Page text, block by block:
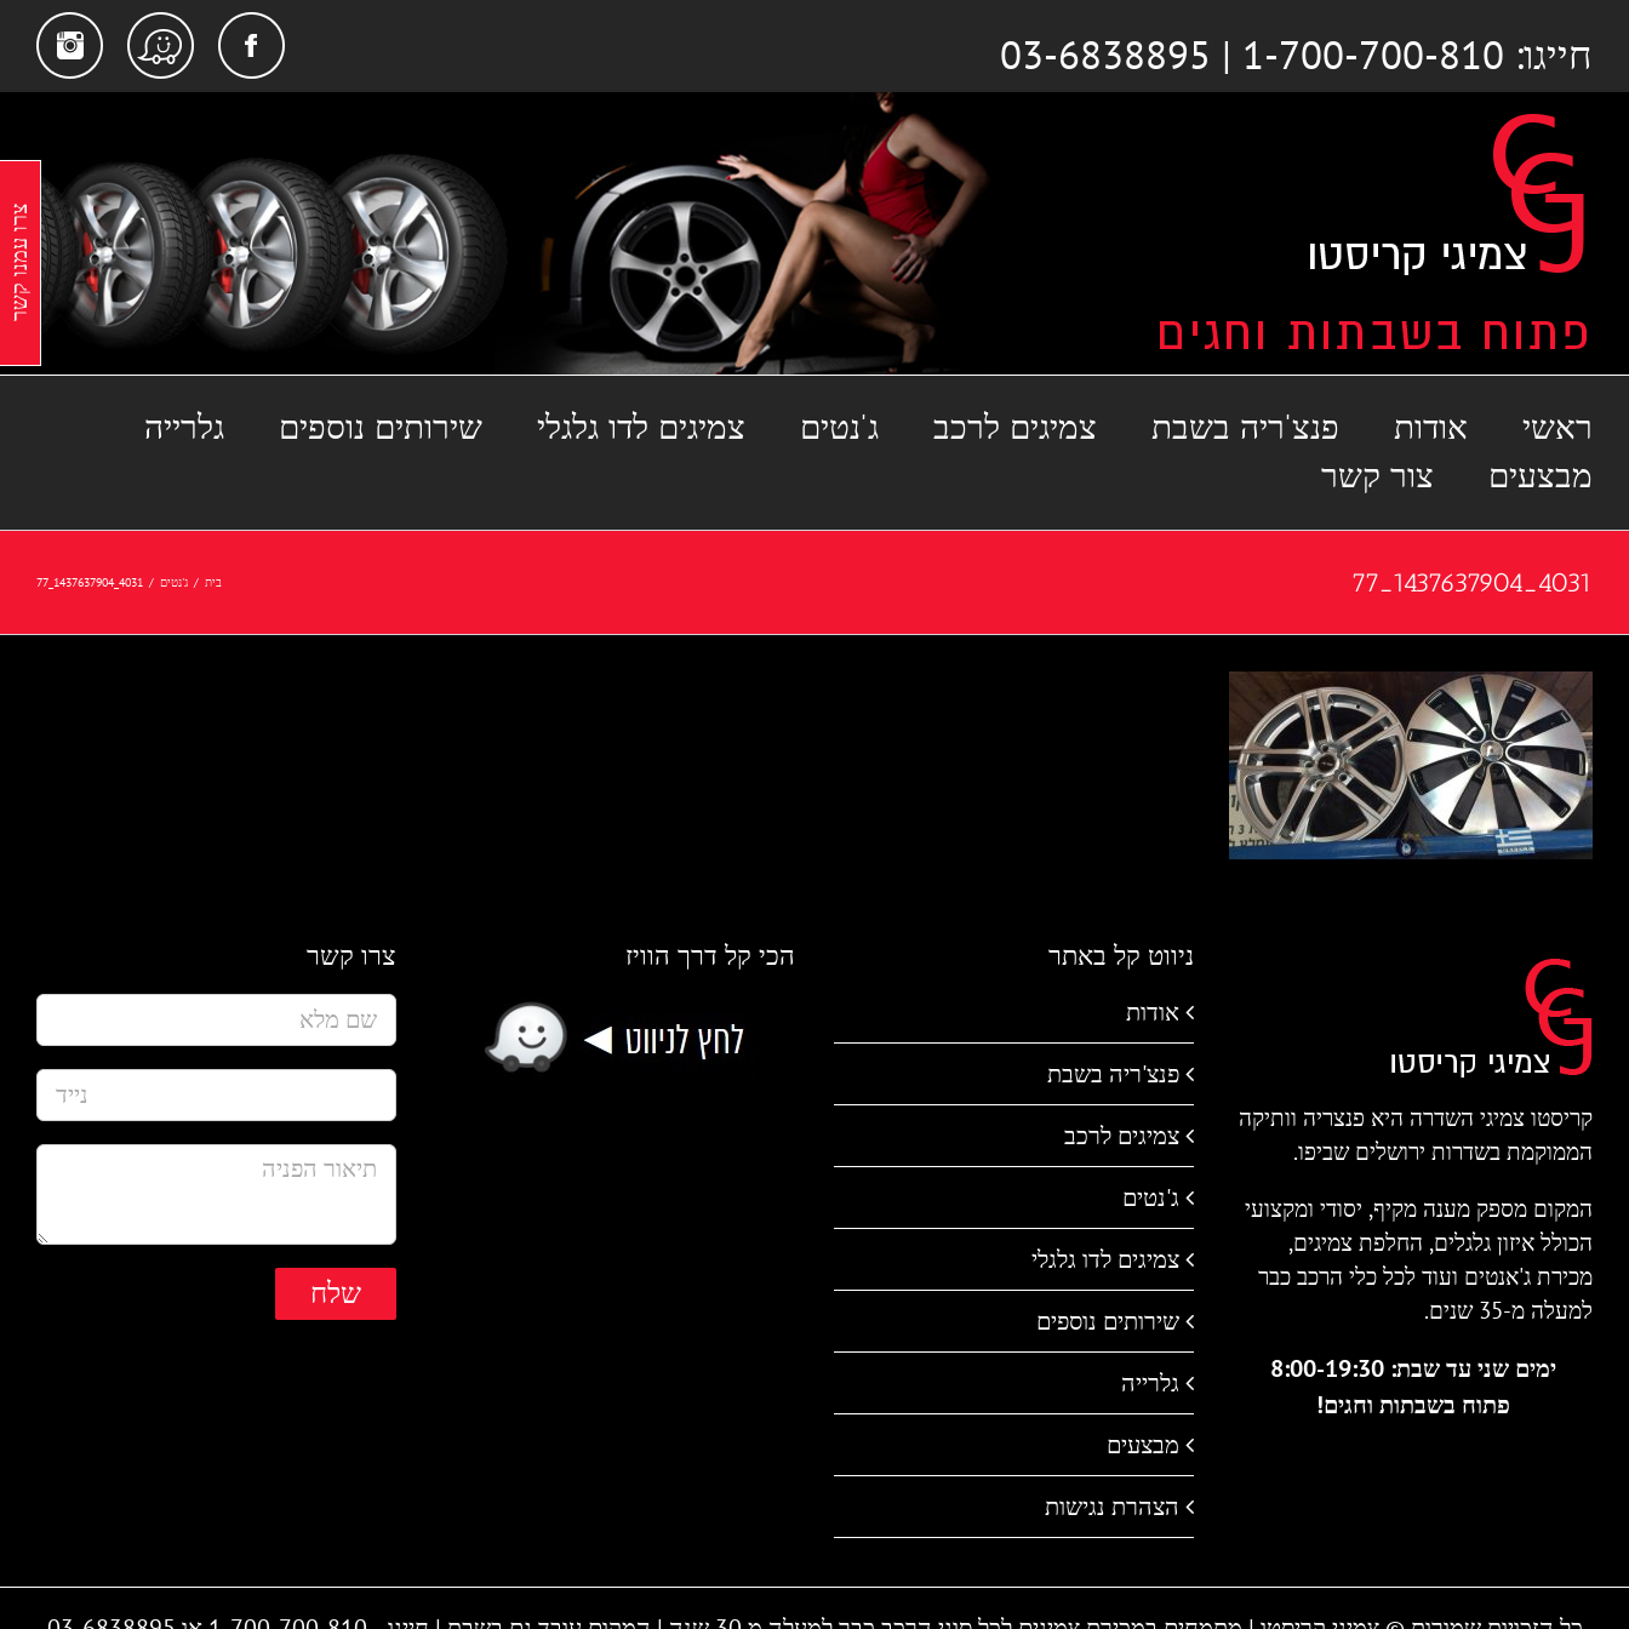
לתוכןחייגו: 1-700-700-810 | 03-6838895 Facebook
Waze
ראשי אודות פנצ'ריה בשבת צמיגים לרכב ג'נטים צמיגים לדו גלגלי שירותים נוספים
גלרייה
מבצעים
צור קשר
4031_1437637904_77 בית / ג'נטים /
4031_1437637904_77
קריסטו צמיגי השדרה היא פנצריה וותיקה
הממוקמת בשדרות ירושלים שביפו.
המקום מספק מענה מקיף, יסודי ומקצועי
הכולל איזון גלגלים, החלפת צמיגים,
מכירת ג'אנטים ועוד לכל כלי הרכב כבר
למעלה מ-35 שנים.
ימים שני עד שבת: 8:00-19:30
פתוח בשבתות וחגים!
ניווט קל באתר
אודות
פנצ'ריה בשבת
צמיגים לרכב
ג'נטים
צמיגים לדו גלגלי
שירותים נוספים
גלרייה
מבצעים
הצהרת נגישות
הכי קל דרך הוויז צרו קשר
צרו עמנו קשר